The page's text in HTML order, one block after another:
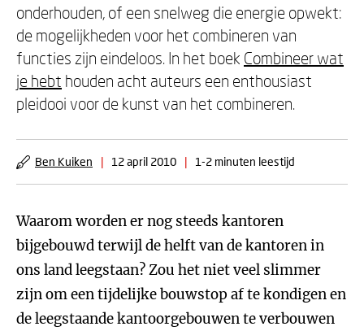
onderhouden, of een snelweg die energie opwekt:
de mogelijkheden voor het combineren van
functies zijn eindeloos. In het boek Combineer wat
je hebt houden acht auteurs een enthousiast
pleidooi voor de kunst van het combineren.
Ben Kuiken | 12 april 2010 | 1-2 minuten leestijd
Waarom worden er nog steeds kantoren
bijgebouwd terwijl de helft van de kantoren in
ons land leegstaan? Zou het niet veel slimmer
zijn om een tijdelijke bouwstop af te kondigen en
de leegstaande kantoorgebouwen te verbouwen